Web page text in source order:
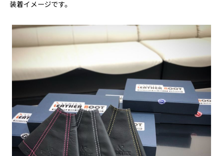
装着イメージです。